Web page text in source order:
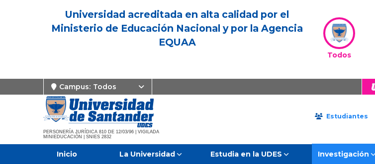
Universidad acreditada en alta calidad por el
Ministerio de Educación Nacional y por la Agencia
EQUAA
Todos
Campus: Todos
PERSONERÍA JURÍDICA 810 DE 12/03/96 | VIGILADA
MINIEDUCACIÓN | SNIES 2832
Estudiantes
Inicio La Universidad Estudia en la UDES Investigación